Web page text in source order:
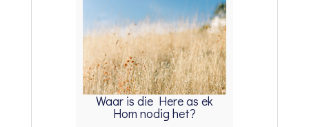
Waar is die Here as ek
Hom nodig het?